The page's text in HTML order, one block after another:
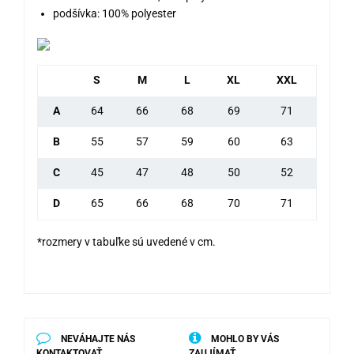
podšívka: 100% polyester
S M L XL XXL
A 64 66 68 69 71
B 55 57 59 60 63
C 45 47 48 50 52
D 65 66 68 70 71
*rozmery v tabuľke sú uvedené v cm.
NEVÁHAJTE NÁS
MOHLO BY VÁS